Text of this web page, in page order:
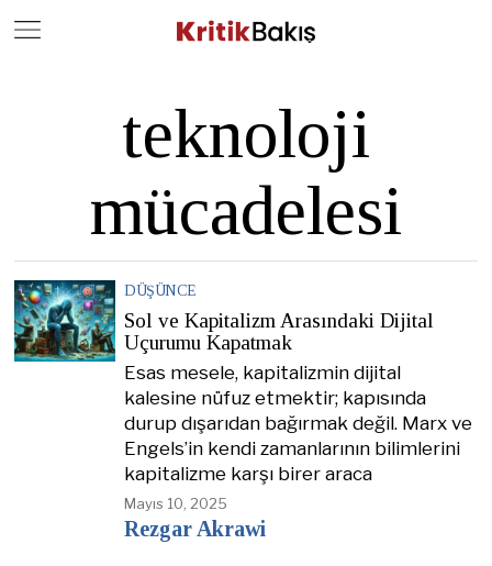
teknoloji
mücadelesi
DÜŞÜNCE
Sol ve Kapitalizm Arasındaki Dijital
Uçurumu Kapatmak
Esas mesele, kapitalizmin dijital
kalesine nüfuz etmektir; kapısında
durup dışarıdan bağırmak değil. Marx ve
Engels’in kendi zamanlarının bilimlerini
kapitalizme karşı birer araca
Mayıs 10, 2025
Rezgar Akrawi